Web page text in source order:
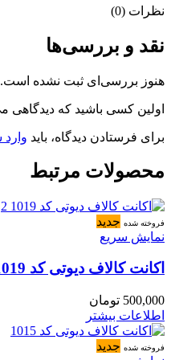
نظرات (0)
نقد و بررسی‌ها
هنوز بررسی‌ای ثبت نشده است.
اولین کسی باشید که دیدگاهی می
برای فرستادن دیدگاه، باید
محصولات مرتبط
فروخته شده جدید
نمایش سریع
اکانت کالاف دیوتی کد 1019
500,000 تومان
اطلاعات بیشتر
فروخته شده جدید